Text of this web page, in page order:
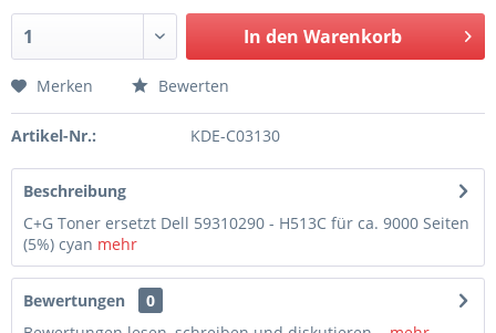
In den Warenkorb
Merken Bewerten
Artikel-Nr.: KDE-C03130
Beschreibung
C+G Toner ersetzt Dell 59310290 - H513C für ca. 9000 Seiten
(5%) cyan mehr
Bewertungen
0